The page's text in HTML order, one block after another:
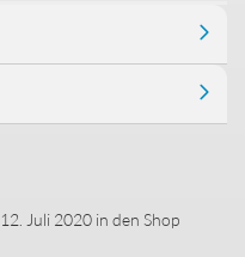
Juli 2020 in den Shop